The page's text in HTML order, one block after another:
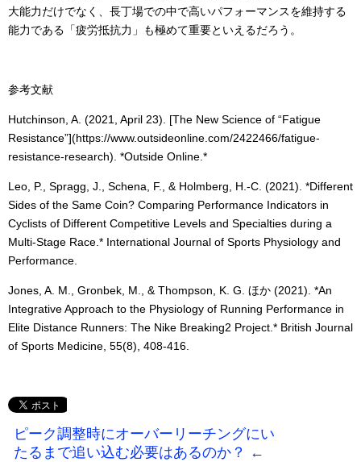
大能力だけでなく、長丁場での中で高いパフォーマンスを維持する
能力である「疲労抵抗力」も極めて重要といえるだろう。
参考文献
Hutchinson, A. (2021, April 23). [The New Science of “Fatigue
Resistance”](https://www.outsideonline.com/2422466/fatigue-
resistance-research). *Outside Online.*
Leo, P., Spragg, J., Schena, F., & Holmberg, H.-C. (2021). *Different
Sides of the Same Coin? Comparing Performance Indicators in
Cyclists of Different Competitive Levels and Specialties during a
Multi-Stage Race.* International Journal of Sports Physiology and
Performance.
Jones, A. M., Gronbek, M., & Thompson, K. G. ほか (2021). *An
Integrative Approach to the Physiology of Running Performance in
Elite Distance Runners: The Nike Breaking2 Project.* British Journal
of Sports Medicine, 55(8), 408-416.
ピーク調整時にオーバーリーチングにい
たるまで追い込む必要はあるのか？ ←